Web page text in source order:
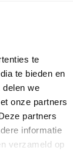
te
te bieden en
we
onze partners
partners
informatie
verzameld op
en tips